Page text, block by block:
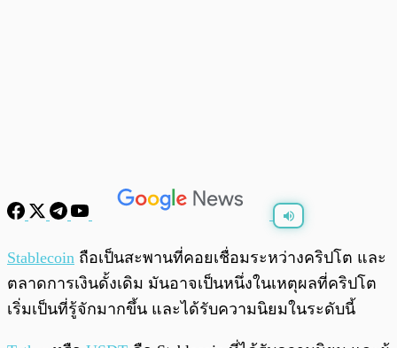
พร้อมเล่น 0:00/0:00
Stablecoin ถือเป็นสะพานที่คอยเชื่อมระหว่างคริปโต และ
ตลาดการเงินดั้งเดิม มันอาจเป็นหนึ่งในเหตุผลที่คริปโต
เริ่มเป็นที่รู้จักมากขึ้น และได้รับความนิยมในระดับนี้